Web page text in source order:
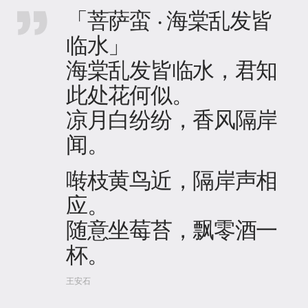
「菩萨蛮 · 海棠乱发皆
临水」
海棠乱发皆临水，君知
此处花何似。
凉月白纷纷，香风隔岸
闻。
啭枝黄鸟近，隔岸声相
应。
随意坐莓苔，飘零酒一
杯。
王安石